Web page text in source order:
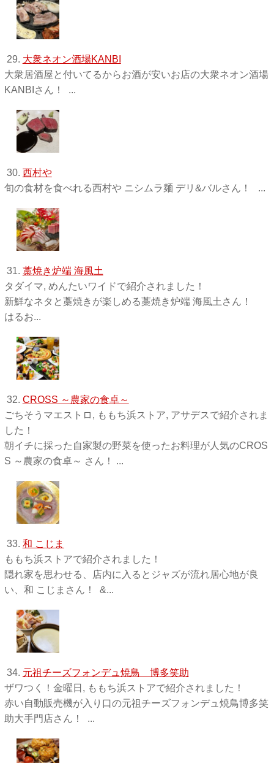
29. 大衆ネオン酒場KANBI
大衆居酒屋と付いてるからお酒が安いお店の大衆ネオン酒場
KANBIさん！ ...
30. 西村や
旬の食材を食べれる西村や ニシムラ麺 デリ&バルさん！ ...
31. 藁焼き炉端 海風土
タダイマ, めんたいワイドで紹介されました！
新鮮なネタと藁焼きが楽しめる藁焼き炉端 海風土さん！
はるお...
32. CROSS ～農家の食卓～
ごちそうマエストロ, ももち浜ストア, アサデスで紹介されま
した！
朝イチに採った自家製の野菜を使ったお料理が人気のCROS
S ～農家の食卓～ さん！ ...
33. 和 こじま
ももち浜ストアで紹介されました！
隠れ家を思わせる、店内に入るとジャズが流れ居心地が良
い、和 こじまさん！ &...
34. 元祖チーズフォンデュ焼鳥 博多笑助
ザワつく！金曜日, ももち浜ストアで紹介されました！
赤い自動販売機が入り口の元祖チーズフォンデュ焼鳥博多笑
助大手門店さん！ ...